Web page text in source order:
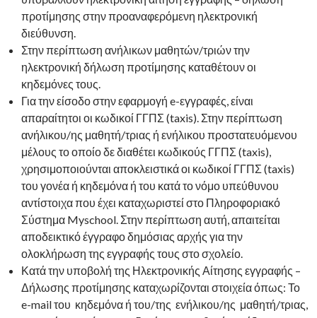
προτίμησης στην προαναφερόμενη ηλεκτρονική
διεύθυνση.
Στην περίπτωση ανήλικων μαθητών/τριών την
ηλεκτρονική δήλωση προτίμησης καταθέτουν οι
κηδεμόνες τους.
Για την είσοδο στην εφαρμογή e-εγγραφές, είναι
απαραίτητοι οι κωδικοί ΓΓΠΣ (taxis). Στην περίπτωση
ανήλικου/ης μαθητή/τριας ή ενήλικου προστατευόμενου
μέλους το οποίο δε διαθέτει κωδικούς ΓΓΠΣ (taxis),
χρησιμοποιούνται αποκλειστικά οι κωδικοί ΓΓΠΣ (taxis)
του γονέα ή κηδεμόνα ή του κατά το νόμο υπεύθυνου
αντίστοιχα που έχει καταχωριστεί στο Πληροφοριακό
Σύστημα Myschool. Στην περίπτωση αυτή, απαιτείται
αποδεικτικό έγγραφο δημόσιας αρχής για την
ολοκλήρωση της εγγραφής τους στο σχολείο.
Κατά την υποβολή της Ηλεκτρονικής Αίτησης εγγραφής –
Δήλωσης προτίμησης καταχωρίζονται στοιχεία όπως: Το
e-mail του κηδεμόνα ή του/της ενήλικου/ης μαθητή/τριας,